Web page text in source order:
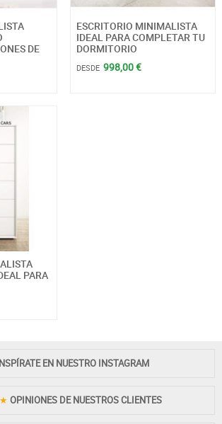
DE
ESCRITORIO MINIMALISTA
IDEAL PARA COMPLETAR TU
DORMITORIO
DESDE 998,00 €
PARA
EN NUESTRO INSTAGRAM
OPINIONES DE NUESTROS CLIENTES